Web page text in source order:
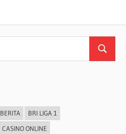
Search
BERITA
BRI LIGA 1
CASINO ONLINE